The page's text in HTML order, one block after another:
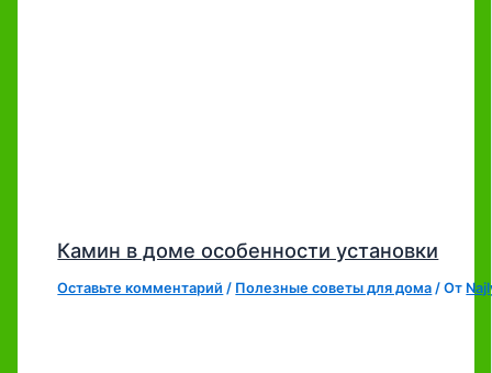
Камин в доме особенности установки
Оставьте комментарий / Полезные советы для дома / От